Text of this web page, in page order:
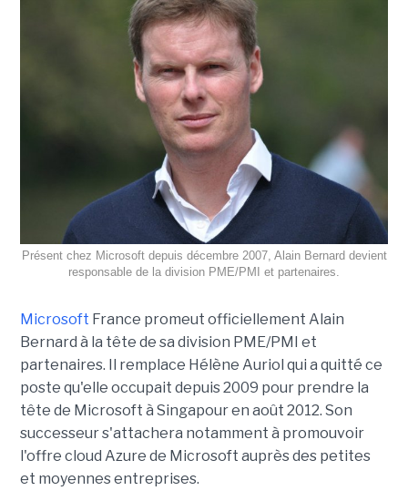
Présent chez Microsoft depuis décembre 2007, Alain Bernard devient
responsable de la division PME/PMI et partenaires.
Microsoft France promeut officiellement Alain
Bernard à la tête de sa division PME/PMI et
partenaires. Il remplace Hélène Auriol qui a quitté ce
poste qu'elle occupait depuis 2009 pour prendre la
tête de Microsoft à Singapour en août 2012. Son
successeur s'attachera notamment à promouvoir
l'offre cloud Azure de Microsoft auprès des petites
et moyennes entreprises.